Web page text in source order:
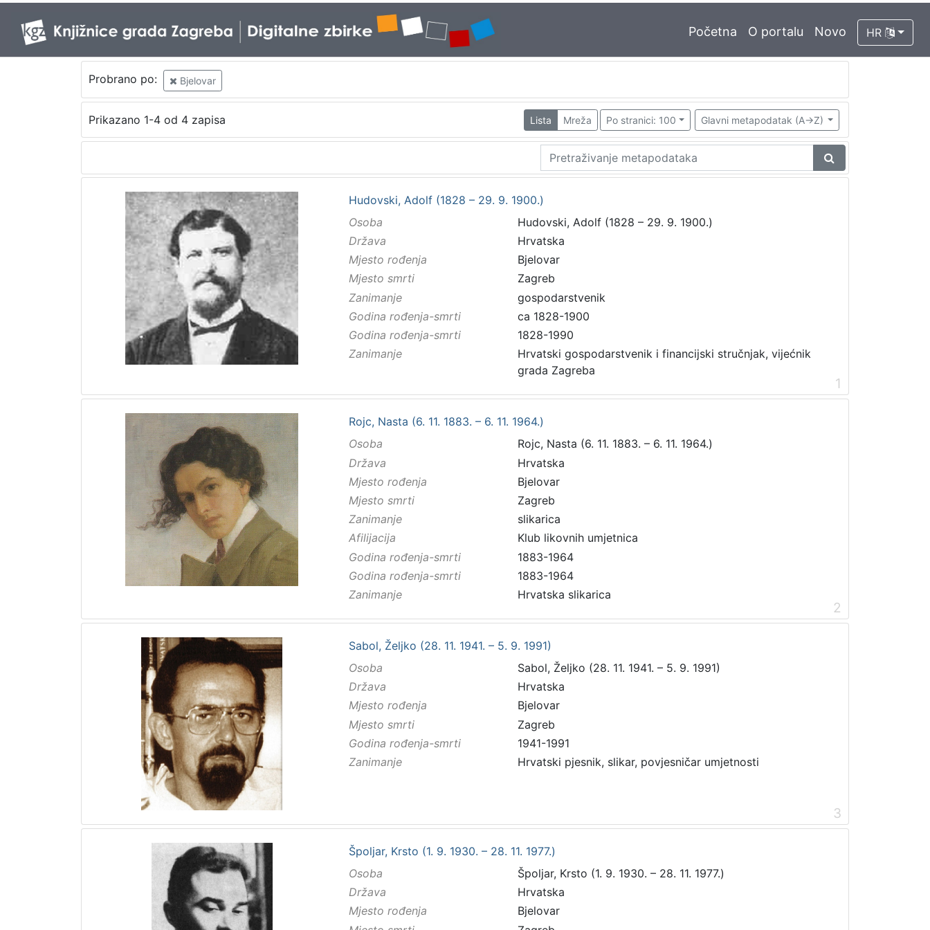
Početna O portalu Novo HR
Probrano po: Bjelovar
Prikazano 1-4 od 4 zapisa Lista Mreža Po stranici: 100 Glavni metapodatak (A->Z)
Hudovski, Adolf (1828 – 29. 9. 1900.)
Osoba
Hudovski, Adolf (1828 – 29. 9. 1900.)
Država
Hrvatska
Mjesto rođenja
Bjelovar
Mjesto smrti
Zagreb
Zanimanje
gospodarstvenik
Godina rođenja-smrti
ca 1828-1900
Godina rođenja-smrti
1828-1990
Zanimanje
Hrvatski gospodarstvenik i financijski stručnjak, vijećnik
grada Zagreba
1
Rojc, Nasta (6. 11. 1883. – 6. 11. 1964.)
Osoba
Rojc, Nasta (6. 11. 1883. – 6. 11. 1964.)
Država
Hrvatska
Mjesto rođenja
Bjelovar
Mjesto smrti
Zagreb
Zanimanje
slikarica
Afilijacija
Klub likovnih umjetnica
Godina rođenja-smrti
1883-1964
Godina rođenja-smrti
1883-1964
Zanimanje
Hrvatska slikarica
2
Sabol, Željko (28. 11. 1941. – 5. 9. 1991)
Osoba
Sabol, Željko (28. 11. 1941. – 5. 9. 1991)
Država
Hrvatska
Mjesto rođenja
Bjelovar
Mjesto smrti
Zagreb
Godina rođenja-smrti
1941-1991
Zanimanje
Hrvatski pjesnik, slikar, povjesničar umjetnosti
3
Špoljar, Krsto (1. 9. 1930. – 28. 11. 1977.)
Osoba
Špoljar, Krsto (1. 9. 1930. – 28. 11. 1977.)
Država
Hrvatska
Mjesto rođenja
Bjelovar